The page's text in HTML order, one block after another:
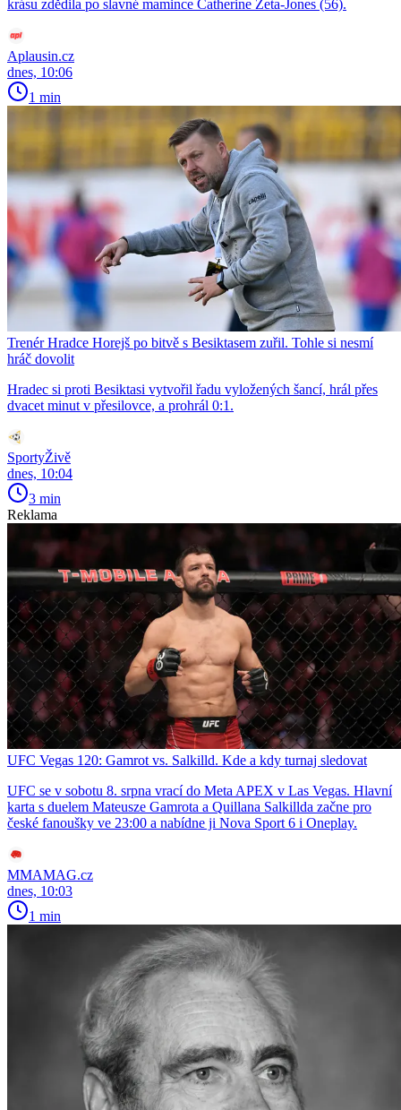
krásu zdědila po slavné mamince Catherine Zeta-Jones (56).
Aplausin.cz
dnes, 10:06
1 min
Trenér Hradce Horejš po bitvě s Besiktasem zuřil. Tohle si nesmí
hráč dovolit
Hradec si proti Besiktasi vytvořil řadu vyložených šancí, hrál přes
dvacet minut v přesilovce, a prohrál 0:1.
SportyŽivě
dnes, 10:04
3 min
Reklama
UFC Vegas 120: Gamrot vs. Salkilld. Kde a kdy turnaj sledovat
UFC se v sobotu 8. srpna vrací do Meta APEX v Las Vegas. Hlavní
karta s duelem Mateusze Gamrota a Quillana Salkillda začne pro
české fanoušky ve 23:00 a nabídne ji Nova Sport 6 i Oneplay.
MMAMAG.cz
dnes, 10:03
1 min